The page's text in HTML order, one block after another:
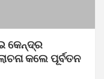
କେନ୍ଦ୍ର
କଲେ ପୂର୍ବତନ